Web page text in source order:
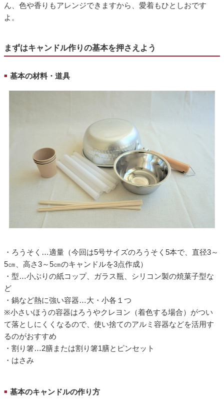
ん、色や香りもアレンジできますから、愛着もひとしおです
よ。
まずはキャンドル作りの基本を押さえよう
■ 基本の材料・道具
・ろうそく…適量（今回は5号サイズのろうそく5本で、直径3～
5㎝、高さ3～5㎝のキャンドルを3点作成）
・型…小ぶりの紙コップ、ガラス瓶、シリコン製の焼菓子型な
ど
・鍋など熱に強い容器…大・小各１つ
※小さいほうの容器はろうやクレヨン（着色する場合）がつい
て落としにくくなるので、使い捨てのアルミ容器などを活用す
るのがおすすめ
・割り箸…2膳または割り箸1膳とピンセット
・はさみ
■ 基本のキャンドルの作り方